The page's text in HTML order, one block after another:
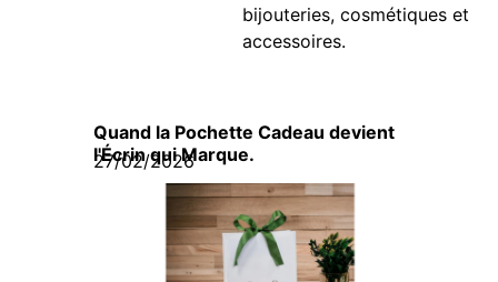
bijouteries, cosmétiques et
accessoires.
Quand la Pochette Cadeau devient
l'Écrin qui Marque.
27/02/2026